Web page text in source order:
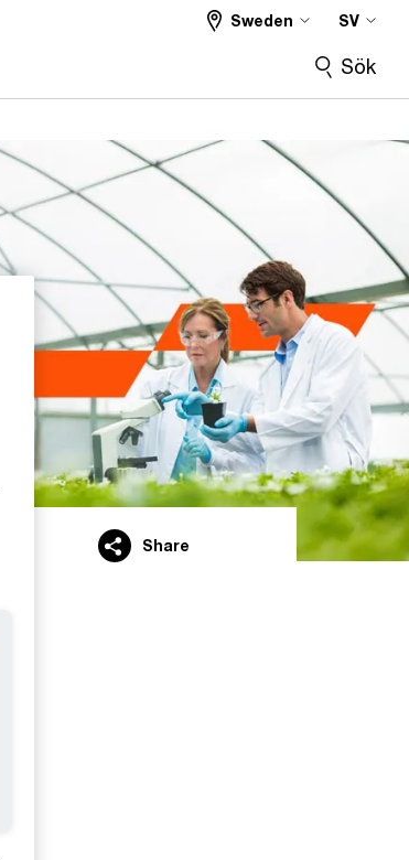
Sweden SV
Sök
Share